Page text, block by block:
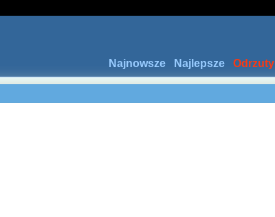
Odrzuty
Najlepsze
Najnowsze